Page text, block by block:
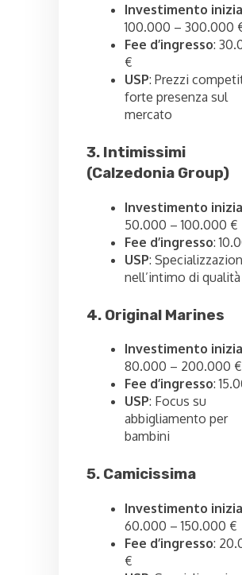
Investimento
100.000 – 300.000
Fee d’ingresso:
€
USP: Prezzi
forte presenza sul
mercato
3. Intimissimi
(Calzedonia Group)
Investimento
50.000 – 100.000 €
Fee d’ingresso:
USP:
nell’intimo di qualità
4. Original Marines
Investimento
80.000 – 200.000 €
Fee d’ingresso:
USP: Focus su
abbigliamento per
bambini
5. Camicissima
Investimento
60.000 – 150.000 €
Fee d’ingresso:
€